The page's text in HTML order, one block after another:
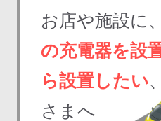
お店や施設に、
の充電器を設
ら設置したい
さまへ